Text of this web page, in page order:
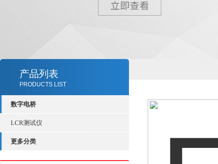
产品列表
PRODUCTS LIST
数字电桥
LCR测试仪
更多分类